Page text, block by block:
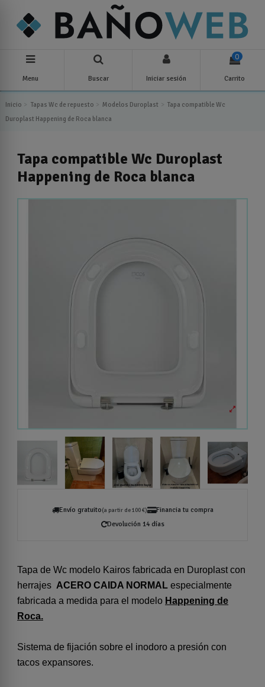
Menu Buscar Iniciar sesión
0
Carrito
Inicio Tapas Wc de repuesto Modelos Duroplast
Tapa compatible Wc
Duroplast Happening de Roca blanca
Tapa compatible Wc Duroplast
Happening de Roca blanca
Envío gratuito(a partir de 100 €)
Financia tu compra
Devolución 14 días
Tapa de Wc modelo Kairos fabricada en Duroplast con
herrajes ACERO CAIDA NORMAL especialmente
fabricada a medida para el modelo Happening de
Roca.
Sistema de fijación sobre el inodoro a presión con
tacos expansores.